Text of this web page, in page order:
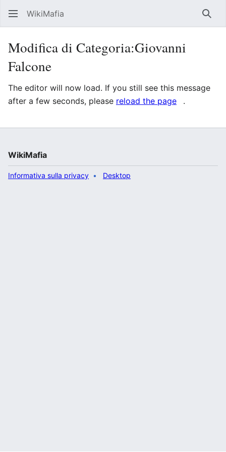
WikiMafia
Modifica di Categoria:Giovanni
Falcone
The editor will now load. If you still see this message
after a few seconds, please reload the page .
WikiMafia
Informativa sulla privacy Desktop